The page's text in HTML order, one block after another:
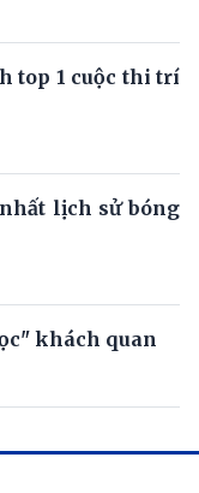
top 1 cuộc thi trí
lịch sử bóng
khách quan